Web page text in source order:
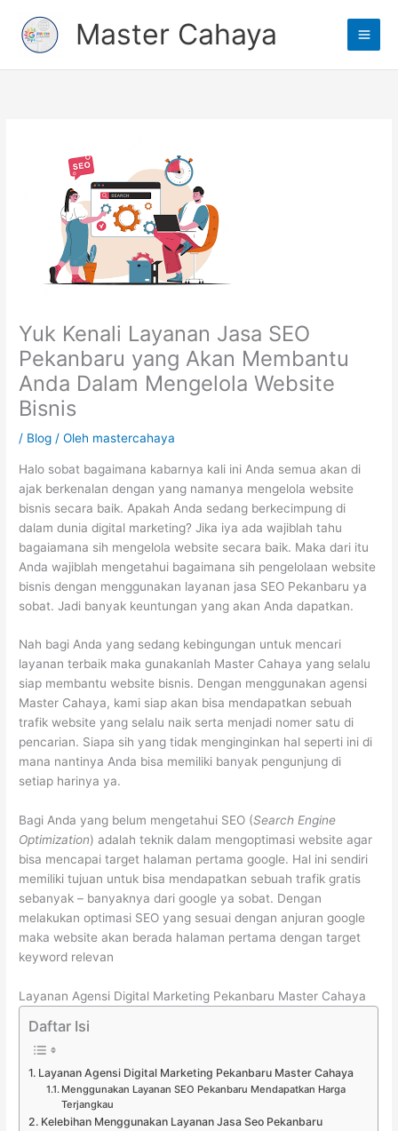
konten
Master Cahaya
Main
Yuk Kenali Layanan Jasa SEO
Pekanbaru yang Akan Membantu
Anda Dalam Mengelola Website
Bisnis
/ Blog / Oleh mastercahaya
Halo sobat bagaimana kabarnya kali ini Anda semua akan di
ajak berkenalan dengan yang namanya mengelola website
bisnis secara baik. Apakah Anda sedang berkecimpung di
dalam dunia digital marketing? Jika iya ada wajiblah tahu
bagaiamana sih mengelola website secara baik. Maka dari itu
Anda wajiblah mengetahui bagaimana sih pengelolaan website
bisnis dengan menggunakan layanan jasa SEO Pekanbaru ya
sobat. Jadi banyak keuntungan yang akan Anda dapatkan.
Nah bagi Anda yang sedang kebingungan untuk mencari
layanan terbaik maka gunakanlah Master Cahaya yang selalu
siap membantu website bisnis. Dengan menggunakan agensi
Master Cahaya, kami siap akan bisa mendapatkan sebuah
trafik website yang selalu naik serta menjadi nomer satu di
pencarian. Siapa sih yang tidak menginginkan hal seperti ini di
mana nantinya Anda bisa memiliki banyak pengunjung di
setiap harinya ya.
Bagi Anda yang belum mengetahui SEO (Search Engine
Optimization) adalah teknik dalam mengoptimasi website agar
bisa mencapai target halaman pertama google. Hal ini sendiri
memiliki tujuan untuk bisa mendapatkan sebuah trafik gratis
sebanyak – banyaknya dari google ya sobat. Dengan
melakukan optimasi SEO yang sesuai dengan anjuran google
maka website akan berada halaman pertama dengan target
keyword relevan
Layanan Agensi Digital Marketing Pekanbaru Master Cahaya
Daftar Isi
Layanan Agensi Digital Marketing Pekanbaru Master Cahaya
Menggunakan Layanan SEO Pekanbaru Mendapatkan Harga
Terjangkau
Kelebihan Menggunakan Layanan Jasa Seo Pekanbaru